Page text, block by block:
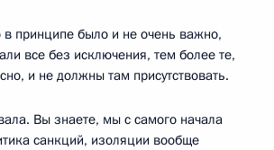
в принципе было и не очень важно,
все без исключения, тем более те,
и не должны там присутствовать.
Вы знаете, мы с самого начала
санкций, изоляции вообще